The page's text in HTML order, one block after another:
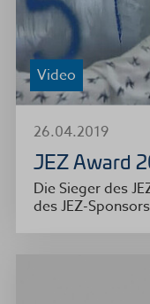
Video
26.04.2019
JEZ Award
Die Sieger des
des JEZ-